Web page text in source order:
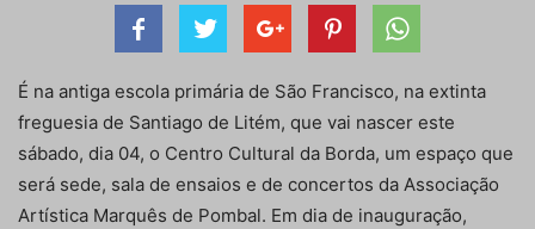
É na antiga escola primária de São Francisco, na extinta
freguesia de Santiago de Litém, que vai nascer este
sábado, dia 04, o Centro Cultural da Borda, um espaço que
será sede, sala de ensaios e de concertos da Associação
Artística Marquês de Pombal. Em dia de inauguração,